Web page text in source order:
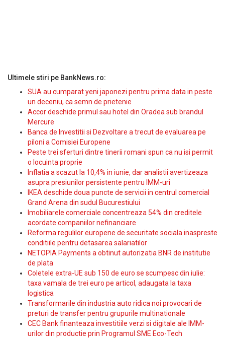
Ultimele stiri pe BankNews.ro:
SUA au cumparat yeni japonezi pentru prima data in peste
un deceniu, ca semn de prietenie
Accor deschide primul sau hotel din Oradea sub brandul
Mercure
Banca de Investitii si Dezvoltare a trecut de evaluarea pe
piloni a Comisiei Europene
Peste trei sferturi dintre tinerii romani spun ca nu isi permit
o locuinta proprie
Inflatia a scazut la 10,4% in iunie, dar analistii avertizeaza
asupra presiunilor persistente pentru IMM-uri
IKEA deschide doua puncte de servicii in centrul comercial
Grand Arena din sudul Bucurestiului
Imobiliarele comerciale concentreaza 54% din creditele
acordate companiilor nefinanciare
Reforma regulilor europene de securitate sociala inaspreste
conditiile pentru detasarea salariatilor
NETOPIA Payments a obtinut autorizatia BNR de institutie
de plata
Coletele extra-UE sub 150 de euro se scumpesc din iulie:
taxa vamala de trei euro pe articol, adaugata la taxa
logistica
Transformarile din industria auto ridica noi provocari de
preturi de transfer pentru grupurile multinationale
CEC Bank finanteaza investitiile verzi si digitale ale IMM-
urilor din productie prin Programul SME Eco-Tech